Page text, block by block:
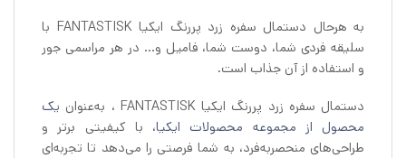
به هرحال دستمال سفره زرد پررنگ ایکیا FANTASTISK با
سلیقه فردی شما، دوست شما، فامیل و… در هر مراسمی جور
و استفاده از آن جذاب است.
دستمال سفره زرد پررنگ ایکیا FANTASTISK ، به‌عنوان
یک
محصول از مجموعه محصولات ایکیا، با کیفیتی برتر و
طراحی‌های منحصربه‌فرد، به شما فرصتی را می‌دهد تا تجربه‌ای